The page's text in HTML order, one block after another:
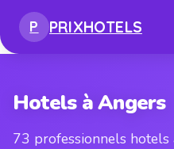
P PRIXHOTELS
Hotels à Angers
73 professionnels hotels